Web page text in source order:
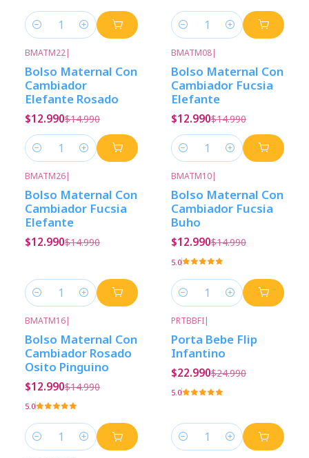
Cantidad Cantidad
BMATM22|
Bolso Maternal Con
Cambiador
Elefante Rosado
$12.990$14.990
Cantidad
BMATM08|
Bolso Maternal Con
Cambiador Fucsia
Elefante
$12.990$14.990
Cantidad
BMATM26|
Bolso Maternal Con
Cambiador Fucsia
Elefante
$12.990$14.990
Cantidad
BMATM10|
Bolso Maternal Con
Cambiador Fucsia
Buho
$12.990$14.990
5.0
Cantidad
BMATM16|
Bolso Maternal Con
Cambiador Rosado
Osito Pinguino
$12.990$14.990
5.0
Cantidad
PRTBBFI|
Porta Bebe Flip
Infantino
$22.990$24.990
5.0
Cantidad